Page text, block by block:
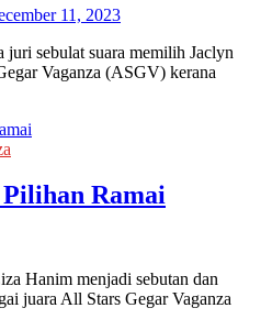
11, 2023
sebulat suara memilih Jaclyn
Vaganza (ASGV) kerana
Ramai
Hanim menjadi sebutan dan
juara All Stars Gegar Vaganza